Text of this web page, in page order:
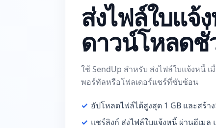
ส่งไฟล์ใบแจ้
ดาวน์โหลดชั่
ใช้ SendUp สำหรับ ส่งไฟล์ใบแจ้งหนี้
พอร์ทัลหรือโฟลเดอร์แชร์ที่ซับซ้อน
✓ อัปโหลดไฟล์ได้สูงสุด 1 GB และสร้
✓ แชร์ลิงก์ ส่งไฟล์ใบแจ้งหนี้ ผ่านอีเมล